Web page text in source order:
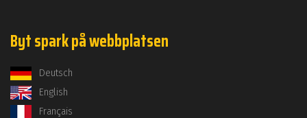
Byt spark på webbplatsen
Deutsch
English
Français